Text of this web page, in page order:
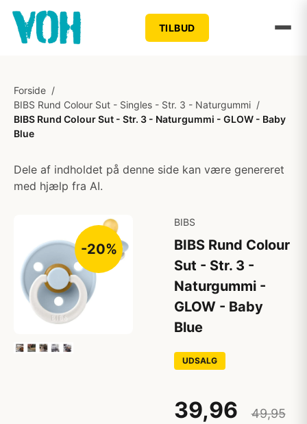
TILBUD
Forside /
BIBS Rund Colour Sut - Singles - Str. 3 - Naturgummi /
BIBS Rund Colour Sut - Str. 3 - Naturgummi - GLOW - Baby
Blue
Dele af indholdet på denne side kan være genereret
med hjælp fra AI.
-20%
BIBS
BIBS Rund Colour
Sut - Str. 3 -
Naturgummi -
GLOW - Baby
Blue
UDSALG
39,96
49,95